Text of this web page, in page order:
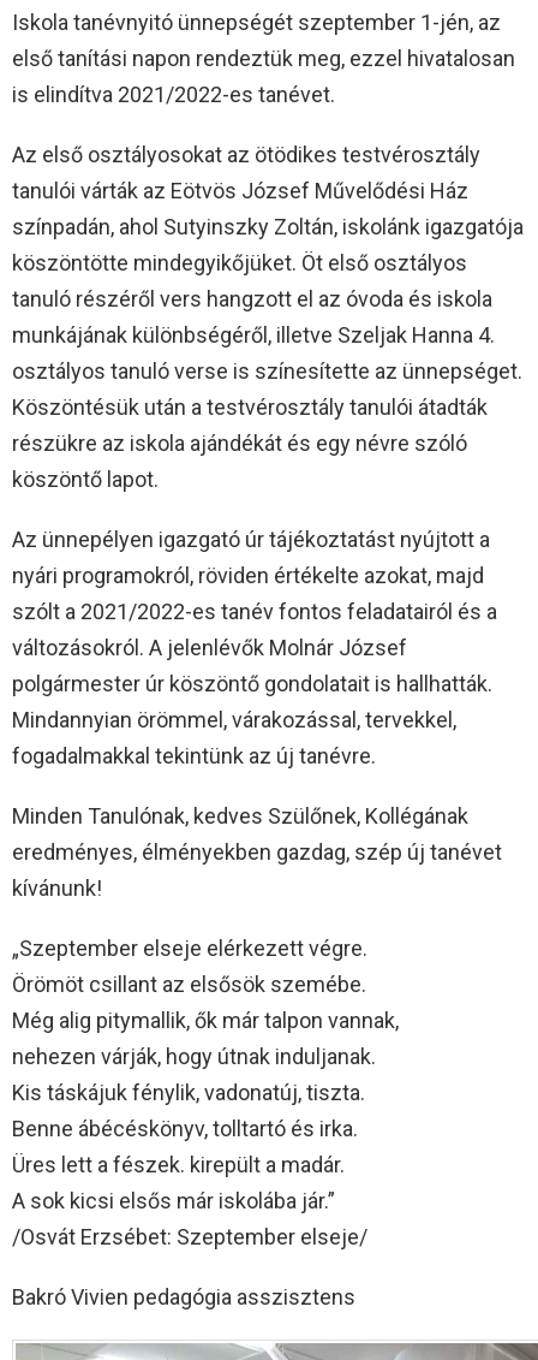
Iskola tanévnyitó ünnepségét szeptember 1-jén, az
első tanítási napon rendeztük meg, ezzel hivatalosan
is elindítva 2021/2022-es tanévet.
Az első osztályosokat az ötödikes testvérosztály
tanulói várták az Eötvös József Művelődési Ház
színpadán, ahol Sutyinszky Zoltán, iskolánk igazgatója
köszöntötte mindegyikőjüket. Öt első osztályos
tanuló részéről vers hangzott el az óvoda és iskola
munkájának különbségéről, illetve Szeljak Hanna 4.
osztályos tanuló verse is színesítette az ünnepséget.
Köszöntésük után a testvérosztály tanulói átadták
részükre az iskola ajándékát és egy névre szóló
köszöntő lapot.
Az ünnepélyen igazgató úr tájékoztatást nyújtott a
nyári programokról, röviden értékelte azokat, majd
szólt a 2021/2022-es tanév fontos feladatairól és a
változásokról. A jelenlévők Molnár József
polgármester úr köszöntő gondolatait is hallhatták.
Mindannyian örömmel, várakozással, tervekkel,
fogadalmakkal tekintünk az új tanévre.
Minden Tanulónak, kedves Szülőnek, Kollégának
eredményes, élményekben gazdag, szép új tanévet
kívánunk!
„Szeptember elseje elérkezett végre.
Örömöt csillant az elsősök szemébe.
Még alig pitymallik, ők már talpon vannak,
nehezen várják, hogy útnak induljanak.
Kis táskájuk fénylik, vadonatúj, tiszta.
Benne ábécéskönyv, tolltartó és irka.
Üres lett a fészek. kirepült a madár.
A sok kicsi elsős már iskolába jár.”
/Osvát Erzsébet: Szeptember elseje/
Bakró Vivien pedagógia asszisztens